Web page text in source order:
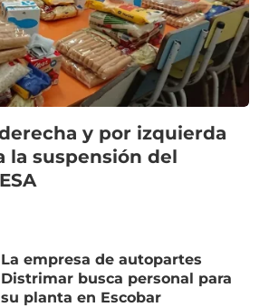
y por izquierda
la suspensión del
La empresa de autopartes
Distrimar busca personal para
su planta en Escobar